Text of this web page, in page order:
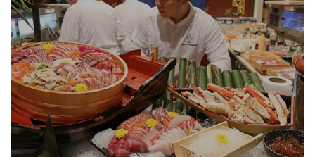
WONGNAI.COM
นโยบาย
ความ
เป็น
ส่วน
ตัว
#มา
เดิน
เล่น
กัน
มั้ย
ใน
ฐานะ